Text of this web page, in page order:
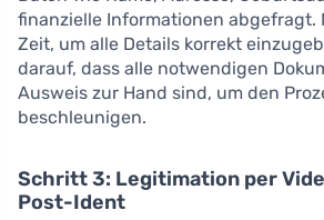
finanzielle Informationen abgefragt.
Zeit, um alle Details korrekt
darauf, dass alle notwendigen
Ausweis zur Hand sind, um den
beschleunigen.
Schritt 3: Legitimation per
Post-Ident